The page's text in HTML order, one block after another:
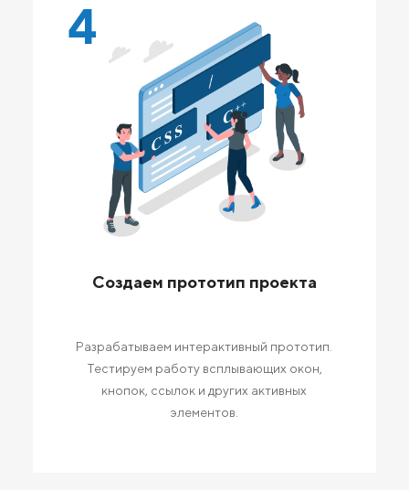
4
Создаем прототип проекта
Разрабатываем интерактивный прототип.
Тестируем работу всплывающих окон,
кнопок, ссылок и других активных
элементов.